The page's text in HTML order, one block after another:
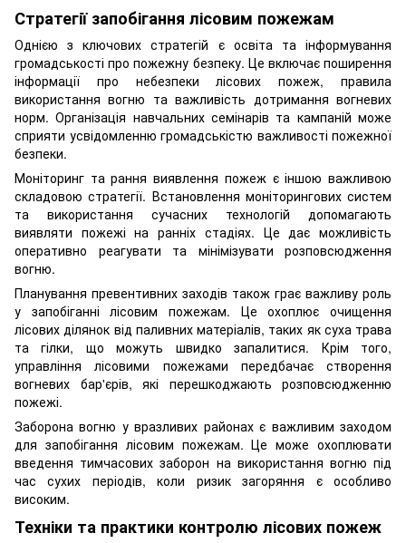
Стратегії запобігання лісовим пожежам
Однією з ключових стратегій є освіта та інформування
громадськості про пожежну безпеку. Це включає поширення
інформації про небезпеки лісових пожеж, правила
використання вогню та важливість дотримання вогневих
норм. Організація навчальних семінарів та кампаній може
сприяти усвідомленню громадськістю важливості пожежної
безпеки.
Моніторинг та рання виявлення пожеж є іншою важливою
складовою стратегії. Встановлення моніторингових систем
та використання сучасних технологій допомагають
виявляти пожежі на ранніх стадіях. Це дає можливість
оперативно реагувати та мінімізувати розповсюдження
вогню.
Планування превентивних заходів також грає важливу роль
у запобіганні лісовим пожежам. Це охоплює очищення
лісових ділянок від паливних матеріалів, таких як суха трава
та гілки, що можуть швидко запалитися. Крім того,
управління лісовими пожежами передбачає створення
вогневих бар'єрів, які перешкоджають розповсюдженню
пожежі.
Заборона вогню у вразливих районах є важливим заходом
для запобігання лісовим пожежам. Це може охоплювати
введення тимчасових заборон на використання вогню під
час сухих періодів, коли ризик загоряння є особливо
високим.
Техніки та практики контролю лісових пожеж